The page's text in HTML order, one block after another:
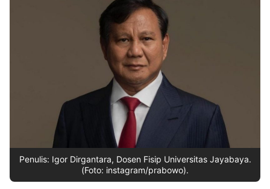
Penulis: Igor Dirgantara, Dosen Fisip Universitas Jayabaya.
(Foto: instagram/prabowo).